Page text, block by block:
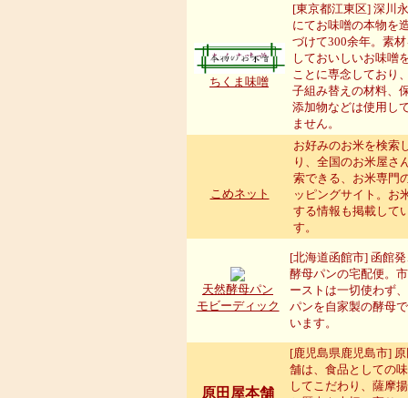
ちくま味噌
[東京都江東区] 深川
にてお味噌の本物を
づけて300余年。素
しておいしいお味噌
ことに専念しており
子組み替えの材料、
添加物などは使用し
ません。
こめネット
お好みのお米を検索
り、全国のお米屋さ
索できる、お米専門
ッピングサイト。お
する情報も掲載して
す。
天然酵母パン
モビーディック
[北海道函館市] 函館
酵母パンの宅配便。
ーストは一切使わず
パンを自家製の酵母
います。
原田屋本舗
[鹿児島県鹿児島市]
舗は、食品としての
してこだわり、薩摩